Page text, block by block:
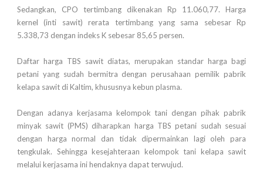
Sedangkan, CPO tertimbang dikenakan Rp 11.060,77. Harga
kernel (inti sawit) rerata tertimbang yang sama sebesar Rp
5.338,73 dengan indeks K sebesar 85,65 persen.
Daftar harga TBS sawit diatas, merupakan standar harga bagi
petani yang sudah bermitra dengan perusahaan pemilik pabrik
kelapa sawit di Kaltim, khususnya kebun plasma.
Dengan adanya kerjasama kelompok tani dengan pihak pabrik
minyak sawit (PMS) diharapkan harga TBS petani sudah sesuai
dengan harga normal dan tidak dipermainkan lagi oleh para
tengkulak. Sehingga kesejahteraan kelompok tani kelapa sawit
melalui kerjasama ini hendaknya dapat terwujud.